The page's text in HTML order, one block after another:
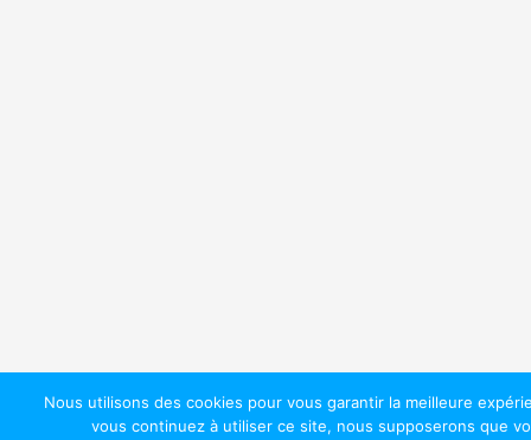
Nous utilisons des cookies pour vous garantir la meilleure
vous continuez à utiliser ce site, nous supposerons que